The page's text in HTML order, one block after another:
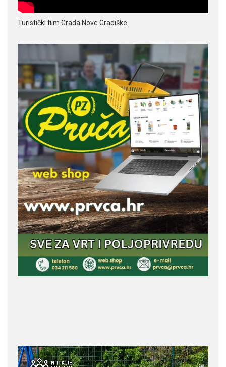
Turistički film Grada Nove Gradiške